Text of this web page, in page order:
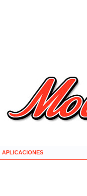
APLICACIONES